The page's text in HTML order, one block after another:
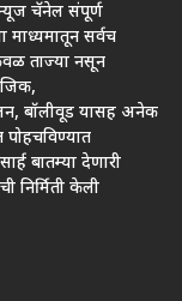
चॅनेल संपूर्ण
माध्यमातून सर्वच
ताज्या नसून
बॉलीवूड यासह अनेक
पोहचविण्यात
बातम्या देणारी
निर्मिती केली